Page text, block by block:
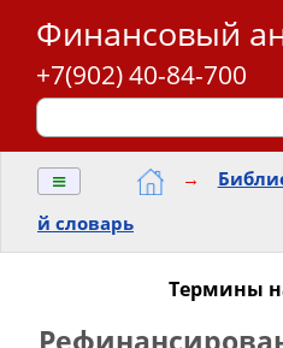
Финансовый
+7(902) 40-84-700
≡ →
й словарь
Термины